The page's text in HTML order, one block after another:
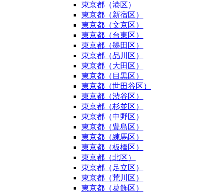
東京都（港区）
東京都（新宿区）
東京都（文京区）
東京都（台東区）
東京都（墨田区）
東京都（品川区）
東京都（大田区）
東京都（目黒区）
東京都（世田谷区）
東京都（渋谷区）
東京都（杉並区）
東京都（中野区）
東京都（豊島区）
東京都（練馬区）
東京都（板橋区）
東京都（北区）
東京都（足立区）
東京都（荒川区）
東京都（葛飾区）